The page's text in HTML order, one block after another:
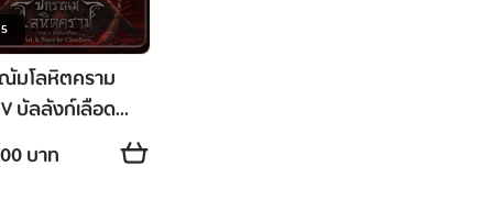
5
มโลหิตคราม
บัลลังก์เลือด
บาท